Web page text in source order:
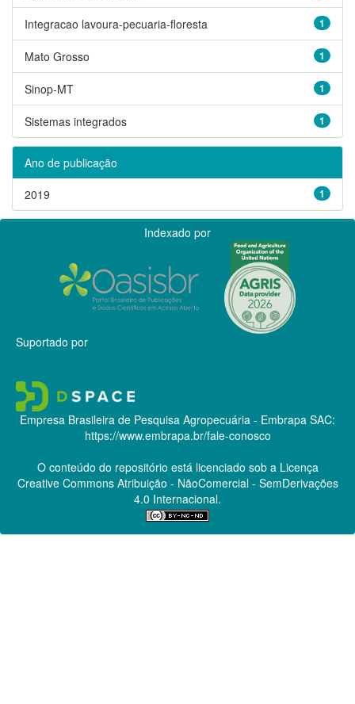
1
Integracao lavoura-pecuaria-floresta
1
Mato Grosso
1
Sinop-MT
1
Sistemas integrados
Ano de publicação
1
2019
Indexado por
Suportado por
Empresa Brasileira de Pesquisa Agropecuária - Embrapa SAC:
https://www.embrapa.br/fale-conosco
O conteúdo do repositório está licenciado sob a Licença
Creative CommonsAtribuição - NãoComercial - SemDerivações
4.0 Internacional.